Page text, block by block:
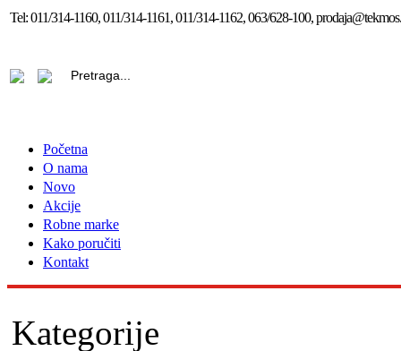
Tel:011/314-1160, 011/314-1161, 011/314-1162, 063/628-100,
Početna
O nama
Novo
Akcije
Robne marke
Kako poručiti
Kontakt
Kategorije